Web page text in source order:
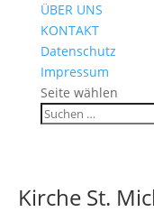
ÜBER UNS
KONTAKT
Datenschutz
Impressum
Seite wählen
Kirche St.